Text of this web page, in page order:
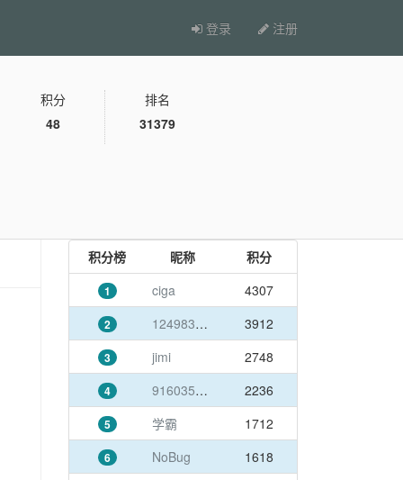
登录 注册
积分
48
排名
31379
积分榜 昵称 积分
1 ciga 4307
2 1249837384@qq.com 3912
3 jimi 2748
4 916035003@qq.com 2236
5 学霸 1712
6 NoBug 1618